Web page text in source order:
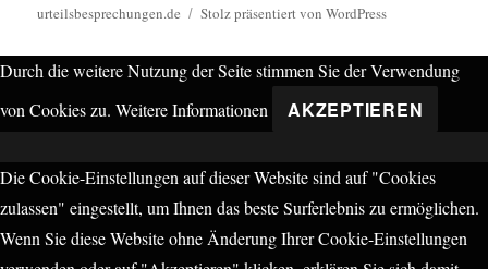
urteilsbesprechungen.de Stolz präsentiert von WordPress
Durch die weitere Nutzung der Seite stimmen Sie der Verwendung
von Cookies zu. Weitere Informationen AKZEPTIEREN
Die Cookie-Einstellungen auf dieser Website sind auf "Cookies
zulassen" eingestellt, um Ihnen das beste Surferlebnis zu ermöglichen.
Wenn Sie diese Website ohne Änderung Ihrer Cookie-Einstellungen